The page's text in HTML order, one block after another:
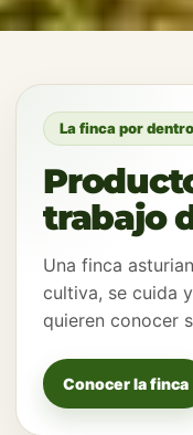
Finca El Ribeiro
visitas
finca
Producción
manzanos y
La finca por dentro
trabajo
Una finca
cultiva, se cuida
quieren conocer
Conocer la finca